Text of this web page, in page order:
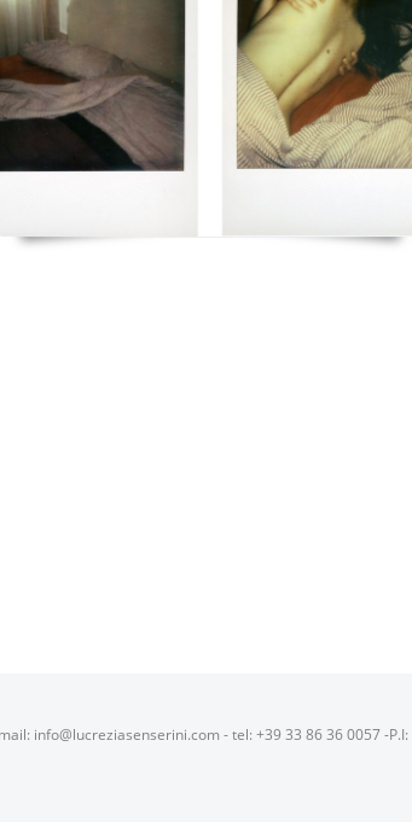
info@lucreziasenserini.com - tel: +39 33 86 36 0057 -